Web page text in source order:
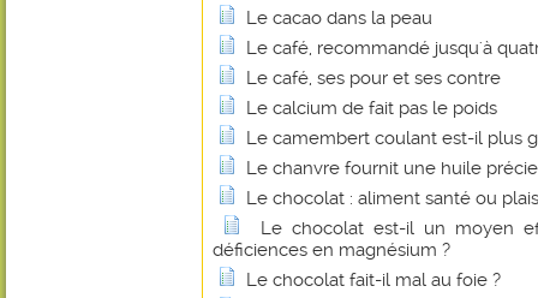
Le cacao dans la peau
Le café, recommandé jusqu'à
Le café, ses pour et ses contre
Le calcium de fait pas le poids
Le camembert coulant est-il plus
Le chanvre fournit une huile
Le chocolat : aliment santé ou
Le chocolat est-il un moyen
déficiences en magnésium ?
Le chocolat fait-il mal au foie ?